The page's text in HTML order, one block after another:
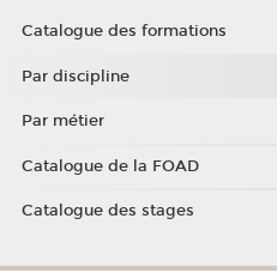
Catalogue des formations
Par discipline
Par métier
Catalogue de la FOAD
Catalogue des stages